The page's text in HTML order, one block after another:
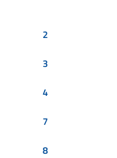
2
3
4
7
8